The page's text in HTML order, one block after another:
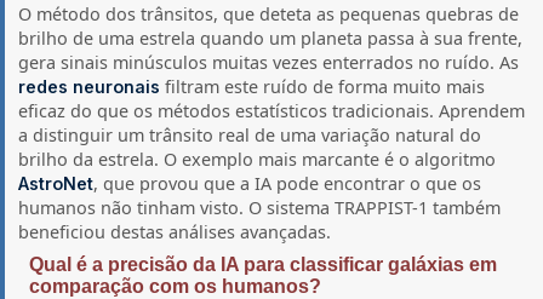
O método dos trânsitos, que deteta as pequenas quebras de
brilho de uma estrela quando um planeta passa à sua frente,
gera sinais minúsculos muitas vezes enterrados no ruído. As
redes neuronais filtram este ruído de forma muito mais
eficaz do que os métodos estatísticos tradicionais. Aprendem
a distinguir um trânsito real de uma variação natural do
brilho da estrela. O exemplo mais marcante é o algoritmo
AstroNet, que provou que a IA pode encontrar o que os
humanos não tinham visto. O sistema TRAPPIST-1 também
beneficiou destas análises avançadas.
Qual é a precisão da IA para classificar galáxias em
comparação com os humanos?